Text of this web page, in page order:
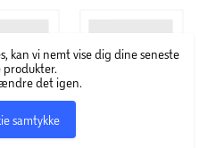
kan vi nemt vise dig dine seneste
produkter.
det igen.
samtykke